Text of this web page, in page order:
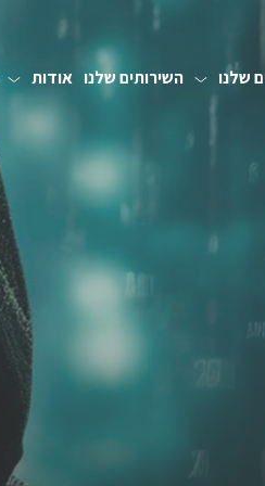
שלנו השירותים שלנו אודות